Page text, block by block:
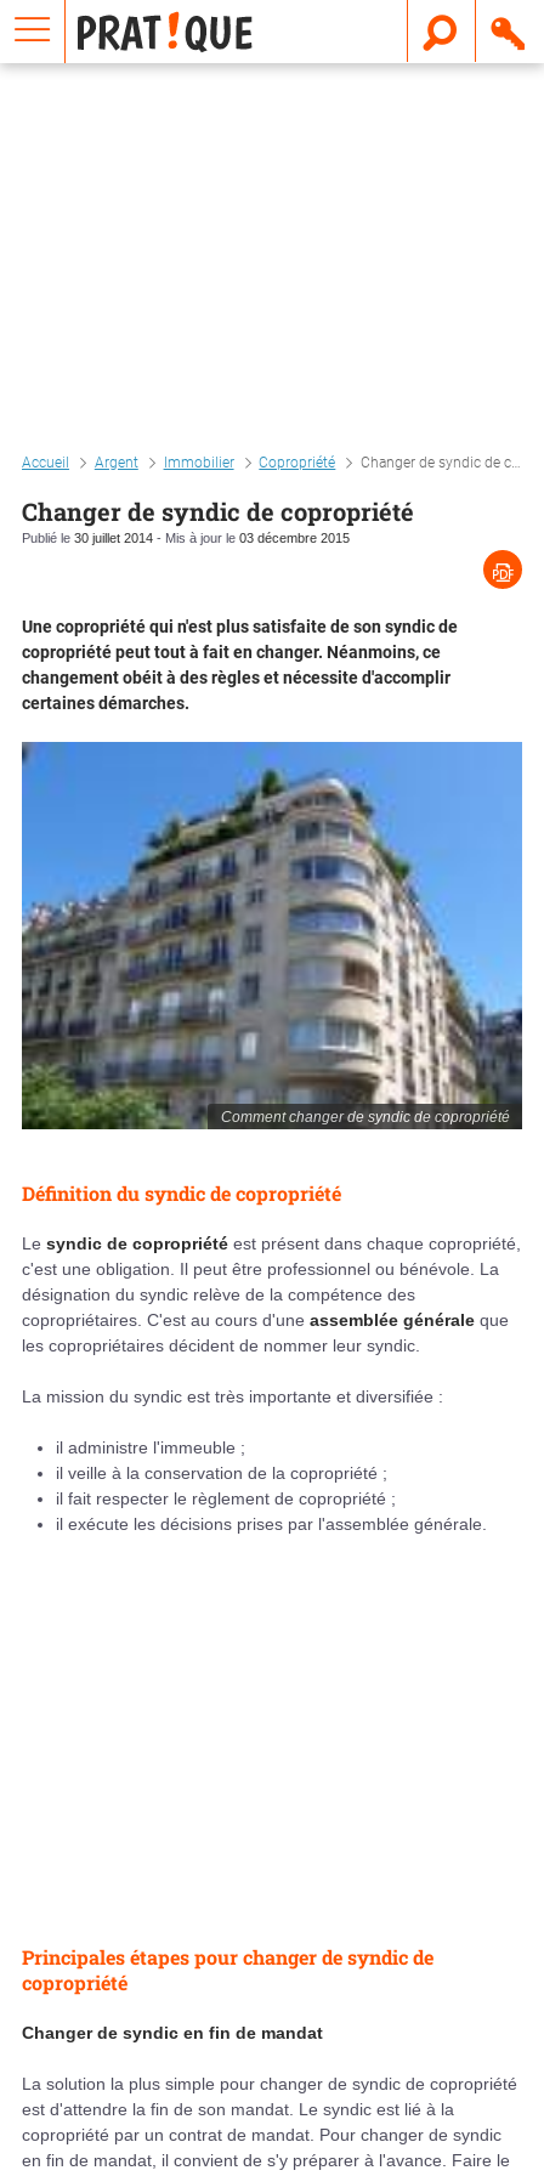
Accueil Argent Immobilier Copropriété Changer de syndic de copropriété
Changer de syndic de copropriété
Publié le 30 juillet 2014 - Mis à jour le 03 décembre 2015
Comment changer de syndic de copropriété
Une copropriété qui n'est plus satisfaite de son syndic de
copropriété peut tout à fait en changer. Néanmoins, ce
changement obéit à des règles et nécessite d'accomplir
certaines démarches.
Définition du syndic de copropriété
Le syndic de copropriété est présent dans chaque copropriété,
c'est une obligation. Il peut être professionnel ou bénévole. La
désignation du syndic relève de la compétence des
copropriétaires. C'est au cours d'une assemblée générale que
les copropriétaires décident de nommer leur syndic.
La mission du syndic est très importante et diversifiée :
il administre l'immeuble ;
il veille à la conservation de la copropriété ;
il fait respecter le règlement de copropriété ;
il exécute les décisions prises par l'assemblée générale.
Principales étapes pour changer de syndic de
copropriété
Changer de syndic en fin de mandat
La solution la plus simple pour changer de syndic de copropriété
est d'attendre la fin de son mandat. Le syndic est lié à la
copropriété par un contrat de mandat. Pour changer de syndic
en fin de mandat, il convient de s'y préparer à l'avance. Faire le
E
m
a